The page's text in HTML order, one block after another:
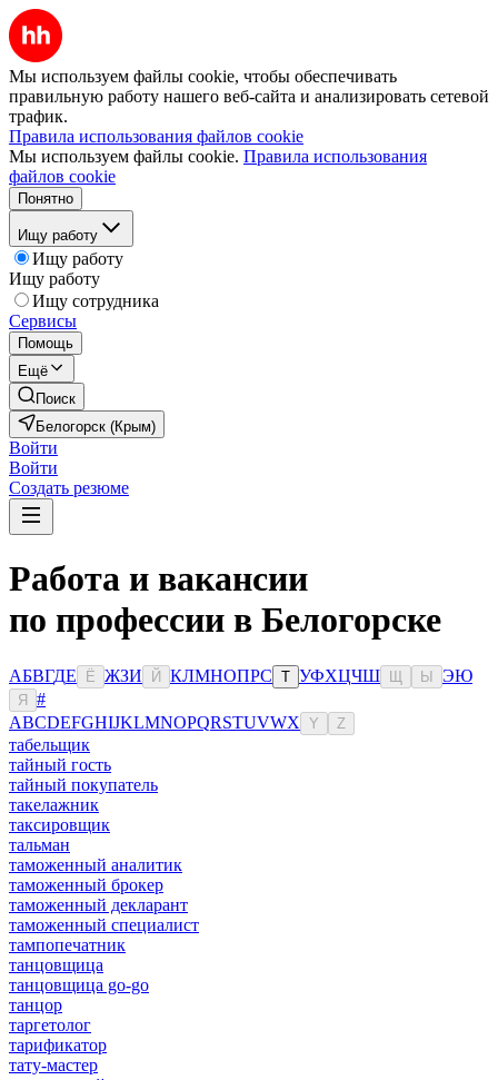
Мы используем файлы cookie, чтобы обеспечивать
правильную работу нашего веб-сайта и анализировать сетевой
трафик.
Правила использования файлов cookie
Мы используем файлы cookie. Правила использования
файлов cookie
Понятно
Ищу работу
Ищу работу
Ищу работу
Ищу сотрудника
Сервисы
Помощь
Ещё
Поиск
Белогорск (Крым)
Войти
Войти
Создать резюме
Работа и вакансии
по профессии в Белогорске
АБВГДЕ Ё ЖЗИ Й КЛМНОПРС Т УФХЦЧШ Ы ЭЮ
Я
#
ABCDEFGHIJKLMNOPQRSTUVWX Y Z
табельщик
тайный гость
тайный покупатель
такелажник
таксировщик
тальман
таможенный аналитик
таможенный брокер
таможенный декларант
таможенный специалист
тампопечатник
танцовщица
танцовщица go-go
танцор
таргетолог
тарификатор
тату-мастер